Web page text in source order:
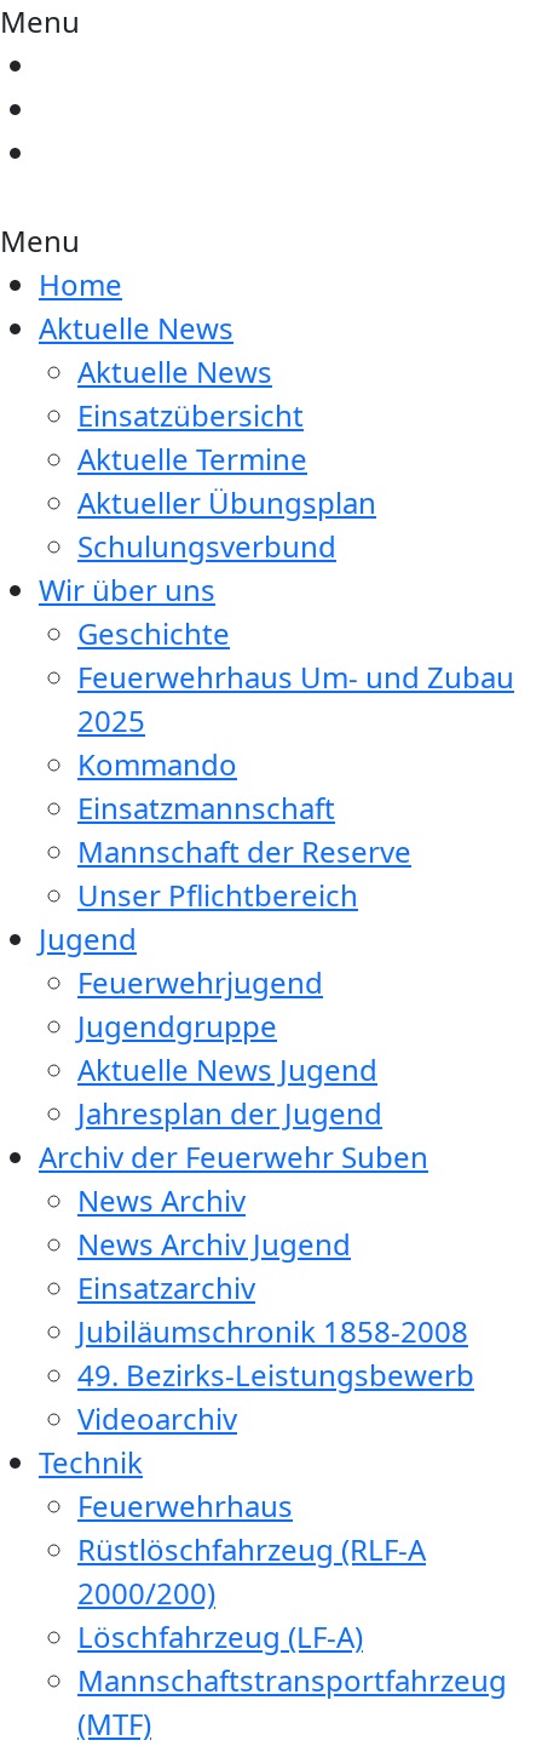
Menu
Menu
Home
Aktuelle News
Aktuelle News
Einsatzübersicht
Aktuelle Termine
Aktueller Übungsplan
Schulungsverbund
Wir über uns
Geschichte
Feuerwehrhaus Um- und Zubau
2025
Kommando
Einsatzmannschaft
Mannschaft der Reserve
Unser Pflichtbereich
Jugend
Feuerwehrjugend
Jugendgruppe
Aktuelle News Jugend
Jahresplan der Jugend
Archiv der Feuerwehr Suben
News Archiv
News Archiv Jugend
Einsatzarchiv
Jubiläumschronik 1858-2008
49. Bezirks-Leistungsbewerb
Videoarchiv
Technik
Feuerwehrhaus
Rüstlöschfahrzeug (RLF-A
2000/200)
Löschfahrzeug (LF-A)
Mannschaftstransportfahrzeug
(MTF)